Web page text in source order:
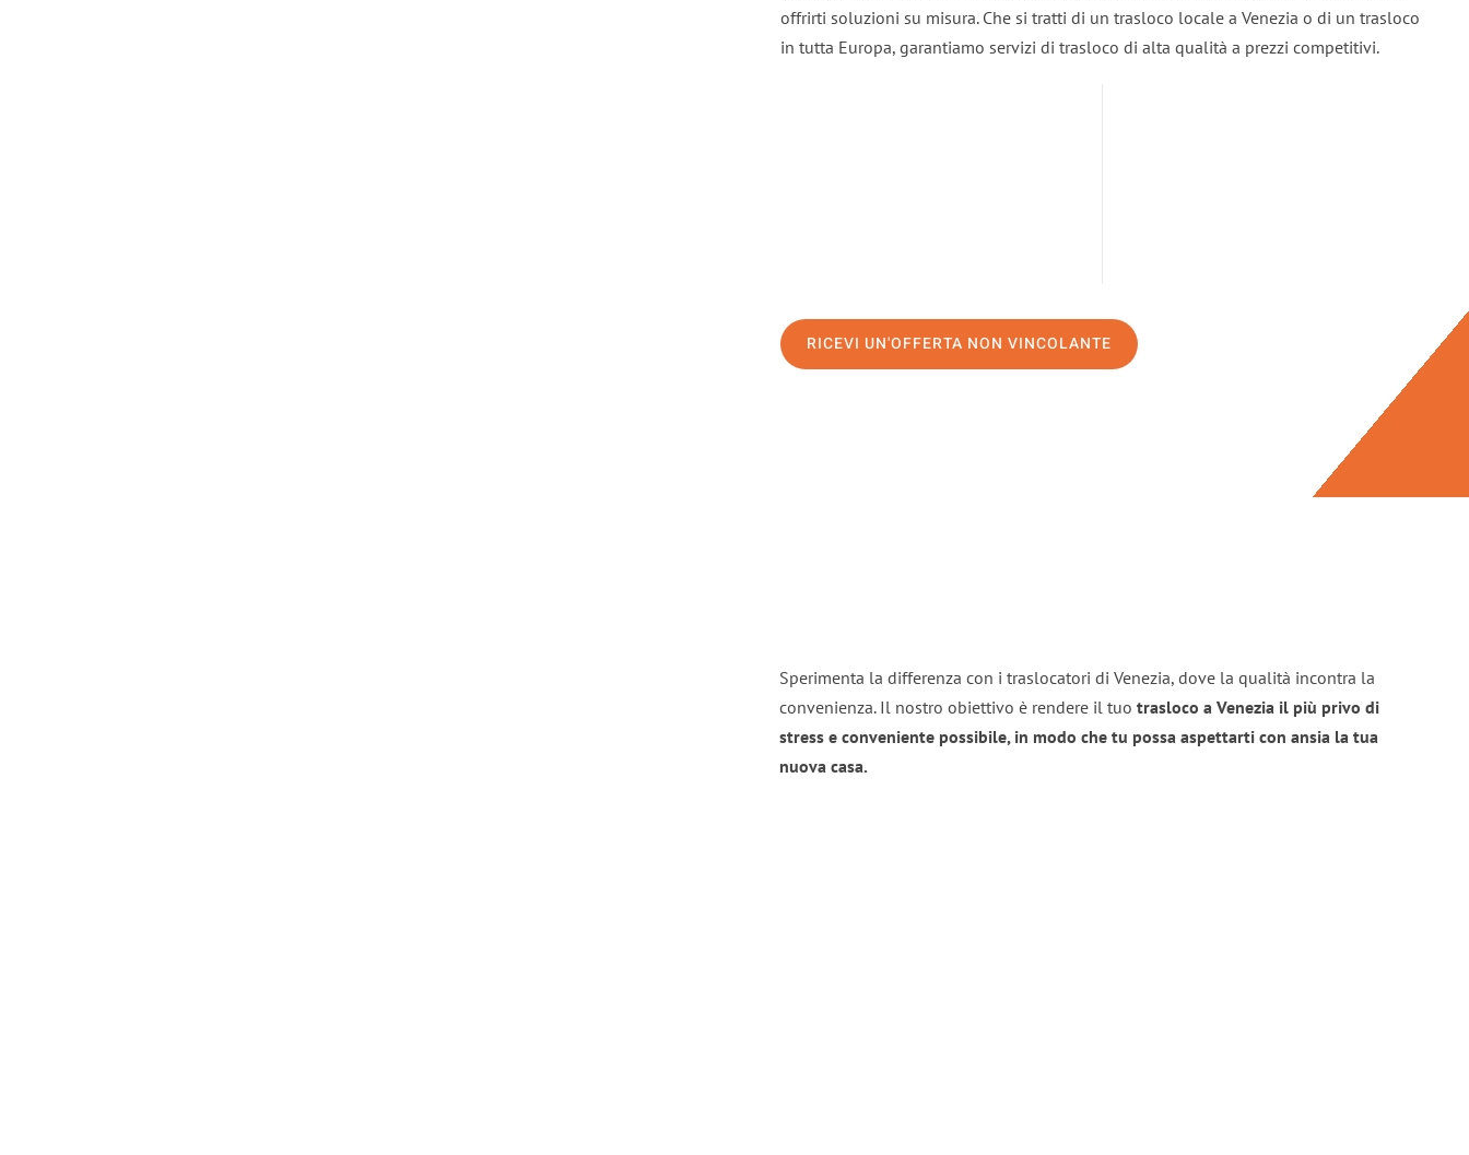
offrirti soluzioni su misura. Che si tratti di un trasloco locale a Venezia o di un trasloco
in tutta Europa, garantiamo servizi di trasloco di alta qualità a prezzi competitivi.
RICEVI UN'OFFERTA NON VINCOLANTE
Sperimenta la differenza con i traslocatori di Venezia, dove la qualità incontra la
convenienza. Il nostro obiettivo è rendere il tuo trasloco a Venezia il più privo di
stress e conveniente possibile, in modo che tu possa aspettarti con ansia la tua
nuova casa.